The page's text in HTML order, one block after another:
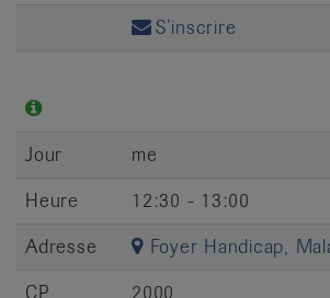
S’inscrire
Jour
me
Heure
12:30 - 13:00
Adresse
Foyer Handicap,
CP
2000